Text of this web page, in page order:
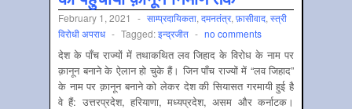
February 1, 2021 - साम्‍प्रदायिकता, दमनतंत्र, फ़ासीवाद, स्त्री
विरोधी अपराध - Tagged:इन्द्रजीत - no comments
देश के पाँच राज्यों में तथाकथित लव जिहाद के विरोध के नाम पर
क़ानून बनाने के ऐलान हो चुके हैं। जिन पाँच राज्यों में “लव जिहाद”
के नाम पर क़ानून बनाने को लेकर देश की सियासत गरमायी हुई है
वे हैं: उत्तरप्रदेश, हरियाणा, मध्यप्रदेश, असम और कर्नाटक।